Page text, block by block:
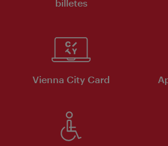
billetes
Vienna City Card